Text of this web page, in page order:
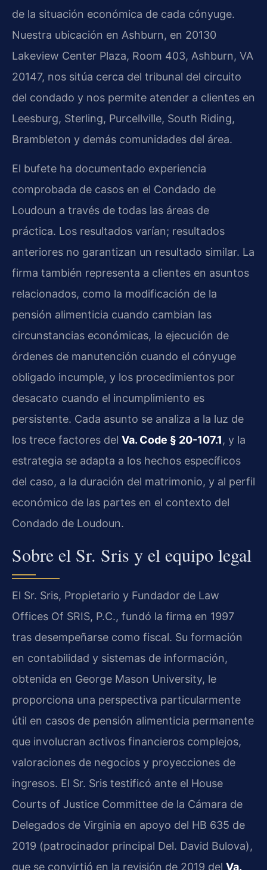
de la situación económica de cada cónyuge.
Nuestra ubicación en Ashburn, en 20130
Lakeview Center Plaza, Room 403, Ashburn, VA
20147, nos sitúa cerca del tribunal del circuito
del condado y nos permite atender a clientes en
Leesburg, Sterling, Purcellville, South Riding,
Brambleton y demás comunidades del área.
El bufete ha documentado experiencia
comprobada de casos en el Condado de
Loudoun a través de todas las áreas de
práctica. Los resultados varían; resultados
anteriores no garantizan un resultado similar. La
firma también representa a clientes en asuntos
relacionados, como la modificación de la
pensión alimenticia cuando cambian las
circunstancias económicas, la ejecución de
órdenes de manutención cuando el cónyuge
obligado incumple, y los procedimientos por
desacato cuando el incumplimiento es
persistente. Cada asunto se analiza a la luz de
los trece factores del Va. Code § 20-107.1, y la
estrategia se adapta a los hechos específicos
del caso, a la duración del matrimonio, y al perfil
económico de las partes en el contexto del
Condado de Loudoun.
Sobre el Sr. Sris y el equipo legal
El Sr. Sris, Propietario y Fundador de Law
Offices Of SRIS, P.C., fundó la firma en 1997
tras desempeñarse como fiscal. Su formación
en contabilidad y sistemas de información,
obtenida en George Mason University, le
proporciona una perspectiva particularmente
útil en casos de pensión alimenticia permanente
que involucran activos financieros complejos,
valoraciones de negocios y proyecciones de
ingresos. El Sr. Sris testificó ante el House
Courts of Justice Committee de la Cámara de
Delegados de Virginia en apoyo del HB 635 de
2019 (patrocinador principal Del. David Bulova),
que se convirtió en la revisión de 2019 del Va.